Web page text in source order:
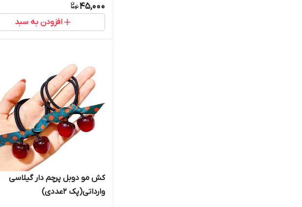
45,000
افزودن به سبد
کش مو دوبل پرچم دار گیلاسی
وارداتی(پک 2عددی)